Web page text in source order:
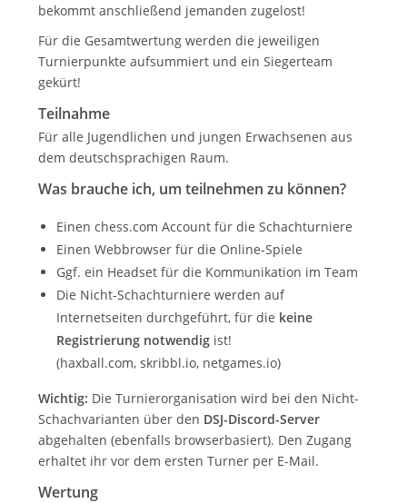
bekommt anschließend jemanden zugelost!
Für die Gesamtwertung werden die jeweiligen
Turnierpunkte aufsummiert und ein Siegerteam
gekürt!
Teilnahme
Für alle Jugendlichen und jungen Erwachsenen aus
dem deutschsprachigen Raum.
Was brauche ich, um teilnehmen zu können?
Einenchess.com Account für die Schachturniere
Einen Webbrowser für die Online-Spiele
Ggf. ein Headset für die Kommunikation im Team
Die Nicht-Schachturniere werden auf
Internetseiten durchgeführt, für die keine
Registrierung notwendig ist!
(haxball.com,skribbl.io, netgames.io)
Wichtig: Die Turnierorganisation wird bei den Nicht-
Schachvarianten über den DSJ-Discord-Server
abgehalten (ebenfalls browserbasiert). Den Zugang
erhaltet ihr vor dem ersten Turner per E-Mail.
Wertung